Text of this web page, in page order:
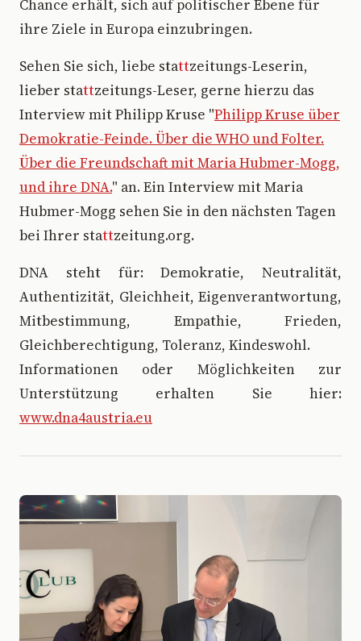
Chance erhält, sich auf politischer Ebene für
ihre Ziele in Europa einzubringen.
Sehen Sie sich, liebe stattzeitungs-Leserin,
lieber stattzeitungs-Leser, gerne hierzu das
Interview mit Philipp Kruse "Philipp Kruse über
Demokratie-Feinde. Über die WHO und Folter.
Über die Freundschaft mit Maria Hubmer-Mogg,
und ihre DNA." an. Ein Interview mit Maria
Hubmer-Mogg sehen Sie in den nächsten Tagen
bei Ihrer stattzeitung.org.
DNA steht für: Demokratie, Neutralität,
Authentizität, Gleichheit, Eigenverantwortung,
Mitbestimmung, Empathie, Frieden,
Gleichberechtigung, Toleranz, Kindeswohl.
Informationen oder Möglichkeiten zur
Unterstützung erhalten Sie hier:
www.dna4austria.eu